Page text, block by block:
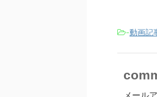
-動画記
メール